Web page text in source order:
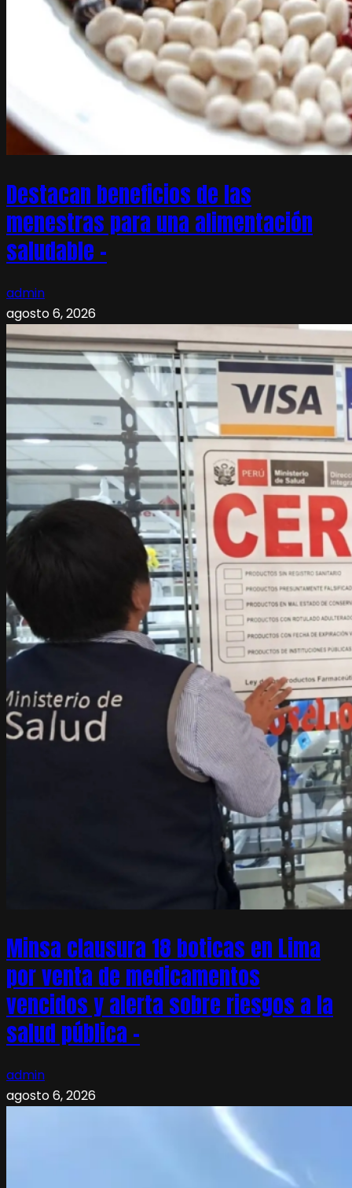
Destacan beneficios de las
menestras para una alimentación
saludable –
admin
agosto 6, 2026
Minsa clausura 18 boticas en Lima
por venta de medicamentos
vencidos y alerta sobre riesgos a la
salud pública –
admin
agosto 6, 2026